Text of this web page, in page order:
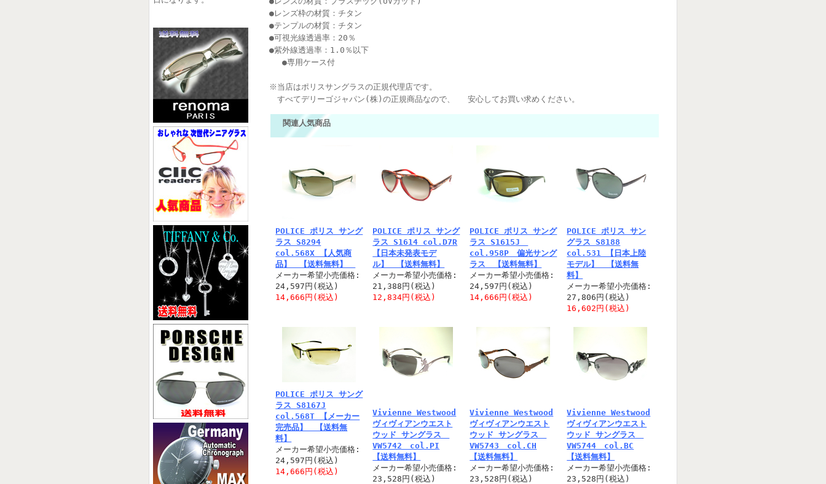
●レンズ枠の材質：チタン
●テンプルの材質：チタン
●可視光線透過率：20％
●紫外線透過率：1.0％以下
●専用ケース付
※当店はポリスサングラスの正規代理店です。
すべてデリーゴジャパン(株)の正規商品なので、 安心してお買い求めください。
関連人気商品
POLICE ポリス サング
ラス S8294
col.568X 【人気商
品】 【送料無料】
メーカー希望小売価格:
24,597円(税込)
14,666円(税込)
POLICE ポリス サング
ラス S1614 col.D7R
【日本未発表モデ
ル】 【送料無料】
メーカー希望小売価格:
21,388円(税込)
12,834円(税込)
POLICE ポリス サング
ラス S1615J
col.958P 偏光サング
ラス 【送料無料】
メーカー希望小売価格:
24,597円(税込)
14,666円(税込)
POLICE ポリス サン
グラス S8188
col.531 【日本上陸
モデル】 【送料無
料】
メーカー希望小売価格:
27,806円(税込)
16,602円(税込)
POLICE ポリス サング
ラス S8167J
col.568T 【メーカー
完売品】 【送料無
料】
メーカー希望小売価格:
24,597円(税込)
14,666円(税込)
Vivienne Westwood
ヴィヴィアンウエスト
ウッド サングラス
VW5742 col.PI
【送料無料】
メーカー希望小売価格:
23,528円(税込)
Vivienne Westwood
ヴィヴィアンウエスト
ウッド サングラス
VW5743 col.CH
【送料無料】
メーカー希望小売価格:
23,528円(税込)
Vivienne Westwood
ヴィヴィアンウエスト
ウッド サングラス
VW5744 col.BC
【送料無料】
メーカー希望小売価格:
23,528円(税込)